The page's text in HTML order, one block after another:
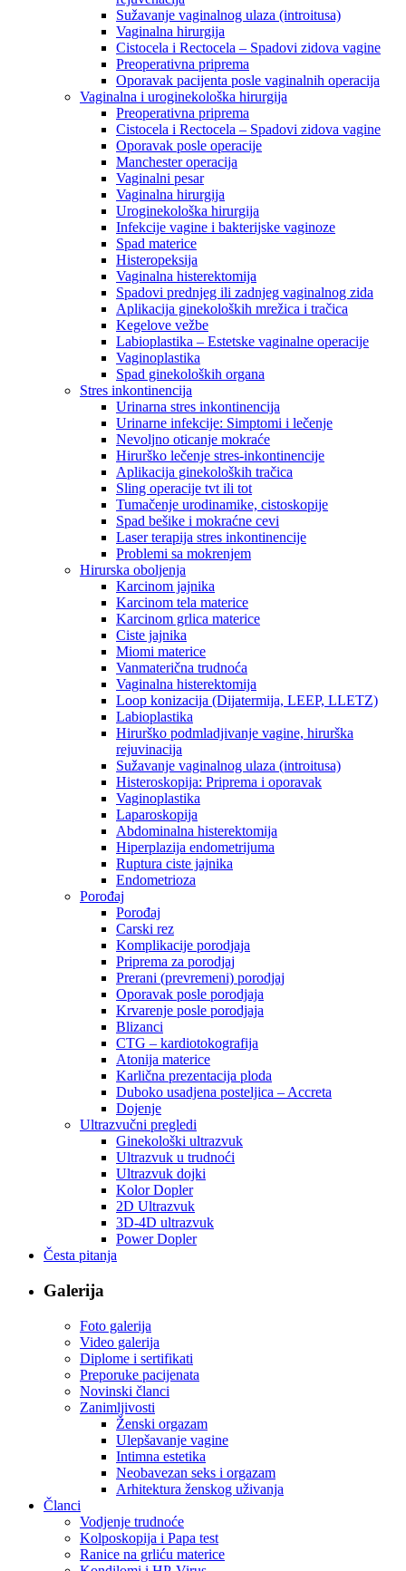
Sužavanje vaginalnog ulaza (introitusa)
Vaginalna hirurgija
Cistocela i Rectocela – Spadovi zidova vagine
Preoperativna priprema
Oporavak pacijenta posle vaginalnih operacija
Vaginalna i uroginekološka hirurgija
Preoperativna priprema
Cistocela i Rectocela – Spadovi zidova vagine
Oporavak posle operacije
Manchester operacija
Vaginalni pesar
Vaginalna hirurgija
Uroginekološka hirurgija
Infekcije vagine i bakterijske vaginoze
Spad materice
Histeropeksija
Vaginalna histerektomija
Spadovi prednjeg ili zadnjeg vaginalnog zida
Aplikacija ginekoloških mrežica i tračica
Kegelove vežbe
Labioplastika – Estetske vaginalne operacije
Vaginoplastika
Spad ginekoloških organa
Stres inkontinencija
Urinarna stres inkontinencija
Urinarne infekcije: Simptomi i lečenje
Nevoljno oticanje mokraće
Hirurško lečenje stres-inkontinencije
Aplikacija ginekoloških tračica
Sling operacije tvt ili tot
Tumačenje urodinamike, cistoskopije
Spad bešike i mokraćne cevi
Laser terapija stres inkontinencije
Problemi sa mokrenjem
Hirurska oboljenja
Karcinom jajnika
Karcinom tela materice
Karcinom grlica materice
Ciste jajnika
Miomi materice
Vanmaterična trudnoća
Vaginalna histerektomija
Loop konizacija (Dijatermija, LEEP, LLETZ)
Labioplastika
Hirurško podmladjivanje vagine, hirurška
rejuvinacija
Sužavanje vaginalnog ulaza (introitusa)
Histeroskopija: Priprema i oporavak
Vaginoplastika
Laparoskopija
Abdominalna histerektomija
Hiperplazija endometrijuma
Ruptura ciste jajnika
Endometrioza
Porođaj
Porođaj
Carski rez
Komplikacije porodjaja
Priprema za porodjaj
Prerani (prevremeni) porodjaj
Oporavak posle porodjaja
Krvarenje posle porodjaja
Blizanci
CTG – kardiotokografija
Atonija materice
Karlična prezentacija ploda
Duboko usadjena posteljica – Accreta
Dojenje
Ultrazvučni pregledi
Ginekološki ultrazvuk
Ultrazvuk u trudnoći
Ultrazvuk dojki
Kolor Dopler
2D Ultrazvuk
3D-4D ultrazvuk
Power Dopler
Česta pitanja
Galerija
Foto galerija
Video galerija
Diplome i sertifikati
Preporuke pacijenata
Novinski članci
Zanimljivosti
Ženski orgazam
Ulepšavanje vagine
Intimna estetika
Neobavezan seks i orgazam
Arhitektura ženskog uživanja
Članci
Vodjenje trudnoće
Kolposkopija i Papa test
Ranice na grliću materice